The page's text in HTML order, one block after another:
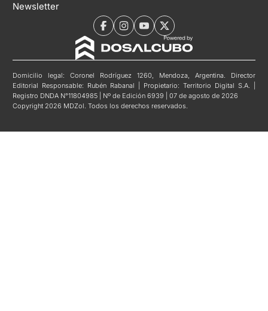
Newsletter
Domicilio legal: Coronel Rodríguez 1260, Mendoza, Argentina. Director
Editorial Responsable: Rubén Rabanal | Propietario: Territorio Digital S.A. |
Registro DNDA N°11804985 | Nº de Edición 6939 | 07 de agosto de 2026
Copyright 2026 MDZol. Todos los derechos reservados.